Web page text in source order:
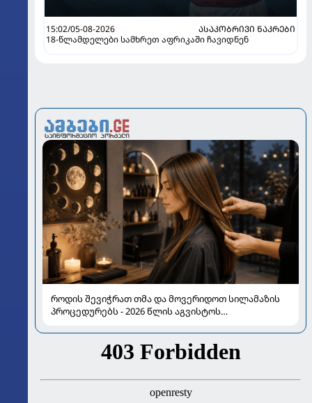
15:02/05-08-2026
ᲐᲡᲐᲙᲝᲑᲠᲘᲕᲘ ᲜᲐᲙᲠᲔᲑᲘ
18-წლამდელები სამხრეთ აფრიკაში ჩავიდნენ
როდის შევიჭრათ თმა და მოვერიდოთ სილამაზის
პროცედურებს - 2026 წლის აგვისტოს